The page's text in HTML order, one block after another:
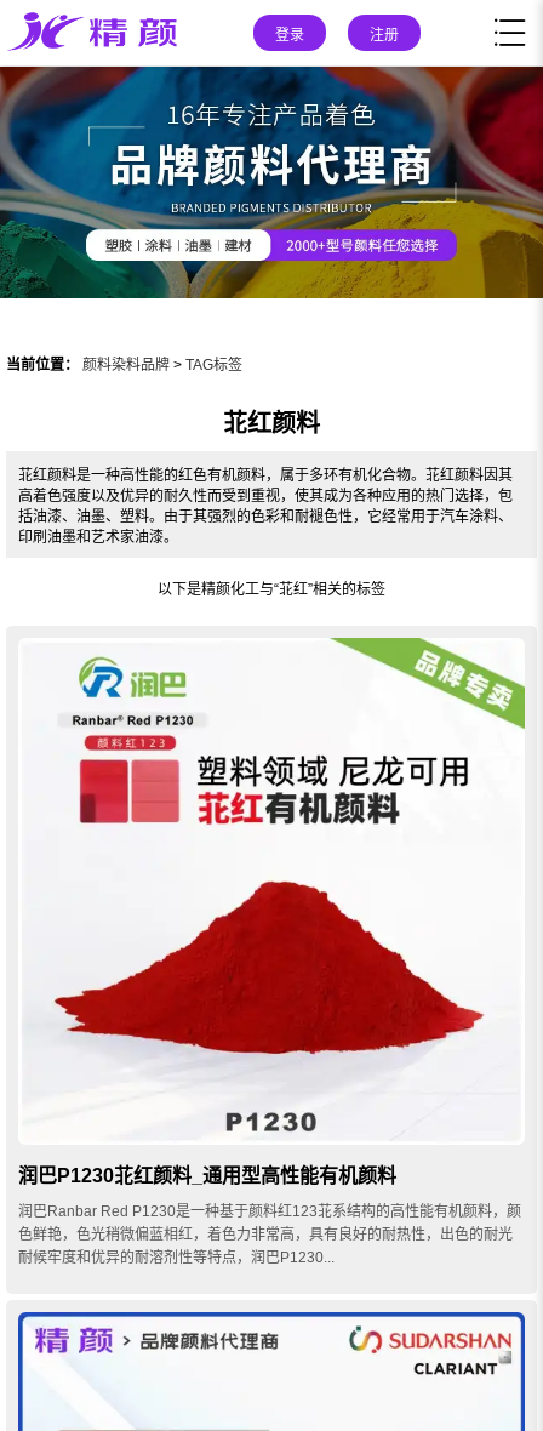
登录 注册
当前位置： 颜料染料品牌 > TAG标签
苝红颜料
苝红颜料是一种高性能的红色有机颜料，属于多环有机化合物。苝红颜料因其
高着色强度以及优异的耐久性而受到重视，使其成为各种应用的热门选择，包
括油漆、油墨、塑料。由于其强烈的色彩和耐褪色性，它经常用于汽车涂料、
印刷油墨和艺术家油漆。
以下是精颜化工与“苝红”相关的标签
润巴P1230苝红颜料_通用型高性能有机颜料
润巴Ranbar Red P1230是一种基于颜料红123苝系结构的高性能有机颜料，颜
色鲜艳，色光稍微偏蓝相红，着色力非常高，具有良好的耐热性，出色的耐光
耐候牢度和优异的耐溶剂性等特点，润巴P1230...